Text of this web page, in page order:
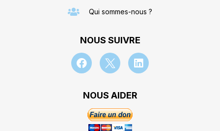
Qui sommes-nous ?
NOUS SUIVRE
NOUS AIDER